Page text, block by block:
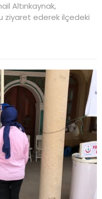
Altınkaynak,
ziyaret ederek ilçedeki